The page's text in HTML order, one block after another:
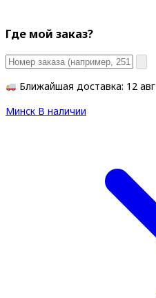
Где мой заказ?
Ближайшая доставка: 12 авг
Минск В наличии